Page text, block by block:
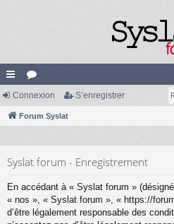
cc
ès
pi
or
u
s
Connexion S’enregistrer
Forum Syslat
Syslat forum - Enregistrement
En accédant à « Syslat forum »
« nos », « Syslat forum », « https://
d’être légalement responsable des